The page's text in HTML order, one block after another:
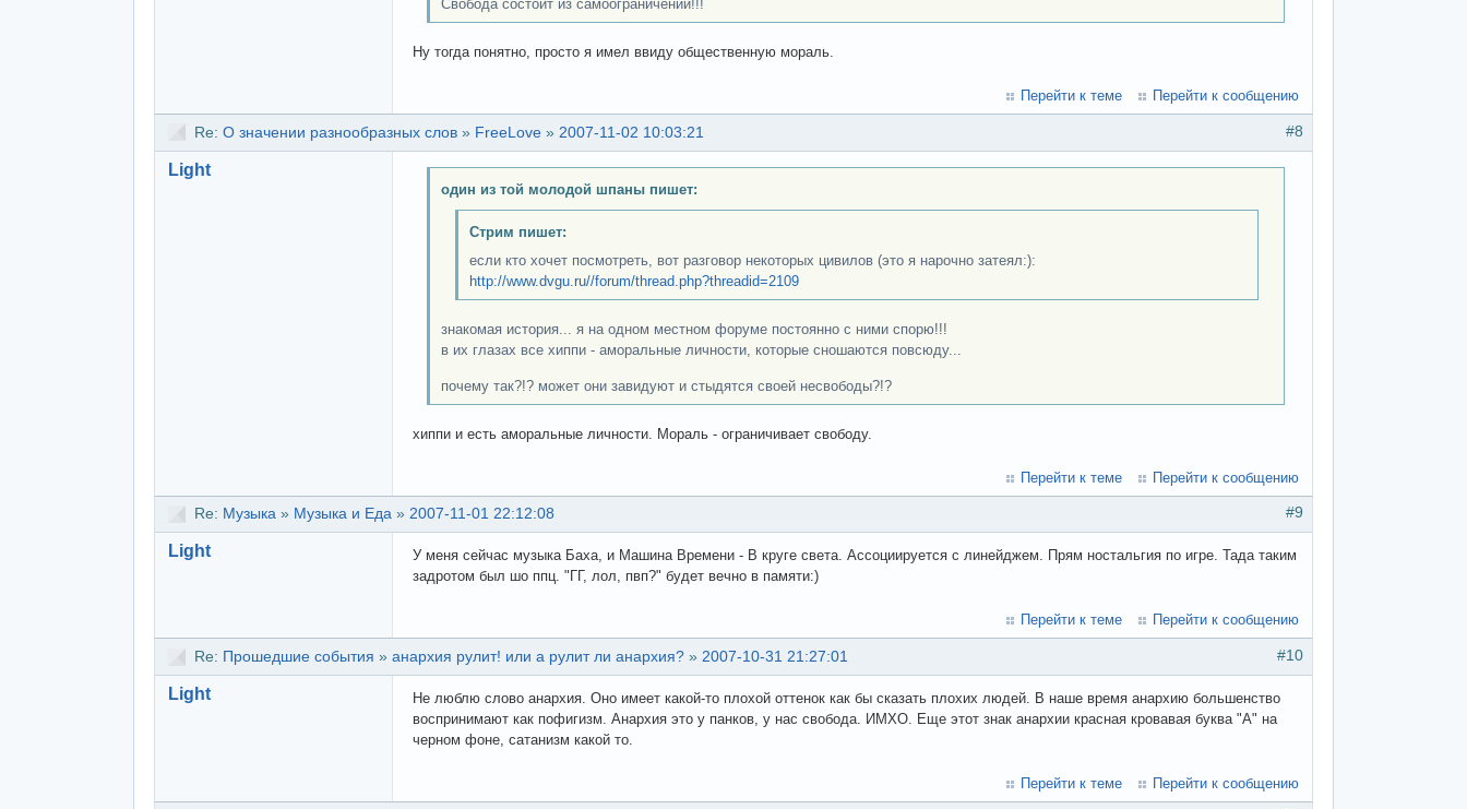
Свобода состоит из самоограничений!!!
Ну тогда понятно, просто я имел ввиду общественную мораль.
Перейти к теме Перейти к сообщению
#8
Re: О значении разнообразных слов » FreeLove » 2007-11-02 10:03:21
Light
один из той молодой шпаны пишет:
Стрим пишет:
если кто хочет посмотреть, вот разговор некоторых цивилов (это я нарочно затеял:):
http://www.dvgu.ru//forum/thread.php?threadid=2109
знакомая история... я на одном местном форуме постоянно с ними спорю!!!
в их глазах все хиппи - аморальные личности, которые сношаются повсюду...
почему так?!? может они завидуют и стыдятся своей несвободы?!?
хиппи и есть аморальные личности. Мораль - ограничивает свободу.
Перейти к теме Перейти к сообщению
#9
Re: Музыка » Музыка и Еда » 2007-11-01 22:12:08
Light
У меня сейчас музыка Баха, и Машина Времени - В круге света. Ассоциируется с линейджем. Прям ностальгия по игре. Тада таким
задротом был шо ппц. "ГГ, лол, пвп?" будет вечно в памяти:)
Перейти к теме Перейти к сообщению
#10
Re: Прошедшие события » анархия рулит! или а рулит ли анархия? » 2007-10-31 21:27:01
Light
Не люблю слово анархия. Оно имеет какой-то плохой оттенок как бы сказать плохих людей. В наше время анархию большенство
воспринимают как пофигизм. Анархия это у панков, у нас свобода. ИМХО. Еще этот знак анархии красная кровавая буква "А" на
черном фоне, сатанизм какой то.
Перейти к теме Перейти к сообщению